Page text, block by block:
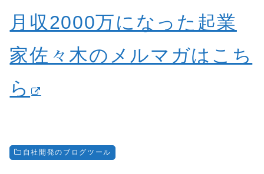
月収2000万になった起業
家佐々木のメルマガはこち
ら
自社開発のブログツール